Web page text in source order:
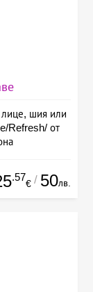
лице, шия или
Refresh/ от
.57
€ / 50лв.